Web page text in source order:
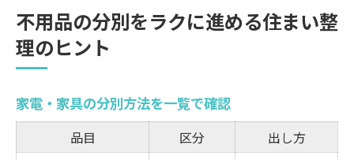
不用品の分別をラクに進める住まい整
理のヒント
家電・家具の分別方法を一覧で確認
品目 区分
出し方